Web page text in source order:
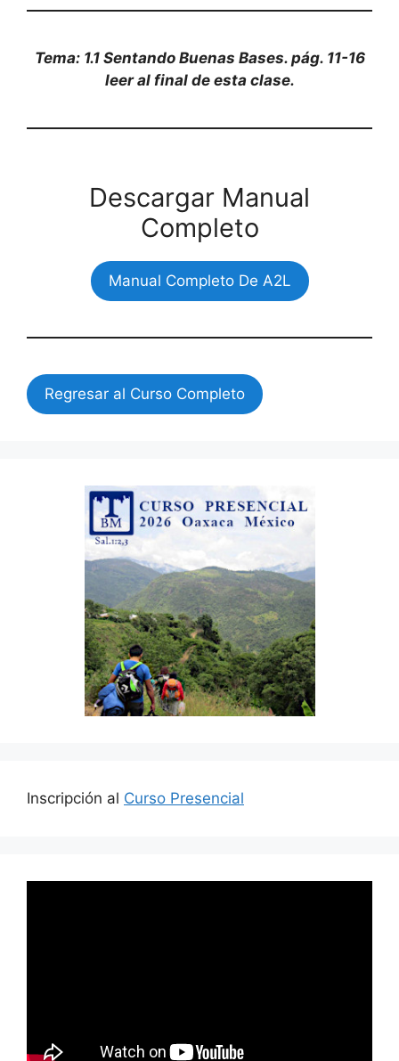
Tema: 1.1 Sentando Buenas Bases. pág. 11-16
leer al final de esta clase.
Descargar Manual
Completo
Manual Completo De A2L
Regresar al Curso Completo
Inscripción al Curso Presencial